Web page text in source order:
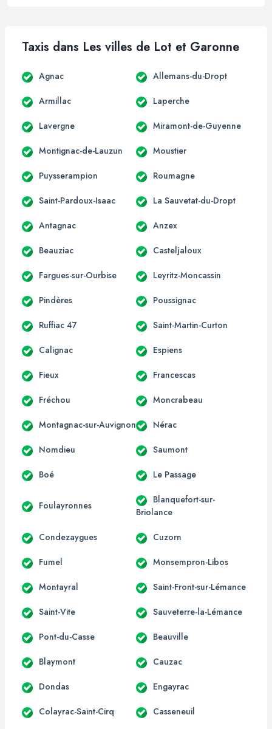
Taxis dans Les villes de Lot et Garonne
Agnac Allemans-du-Dropt
Armillac Laperche
Lavergne Miramont-de-Guyenne
Montignac-de-Lauzun Moustier
Puysserampion Roumagne
Saint-Pardoux-Isaac La Sauvetat-du-Dropt
Antagnac Anzex
Beauziac Casteljaloux
Fargues-sur-Ourbise Leyritz-Moncassin
Pindères Poussignac
Ruffiac 47 Saint-Martin-Curton
Calignac Espiens
Fieux Francescas
Fréchou Moncrabeau
Montagnac-sur-Auvignon Nérac
Nomdieu Saumont
Boé Le Passage
Foulayronnes
Blanquefort-sur-
Briolance
Condezaygues Cuzorn
Fumel Monsempron-Libos
Montayral Saint-Front-sur-Lémance
Saint-Vite Sauveterre-la-Lémance
Pont-du-Casse Beauville
Blaymont Cauzac
Dondas Engayrac
Colayrac-Saint-Cirq Casseneuil